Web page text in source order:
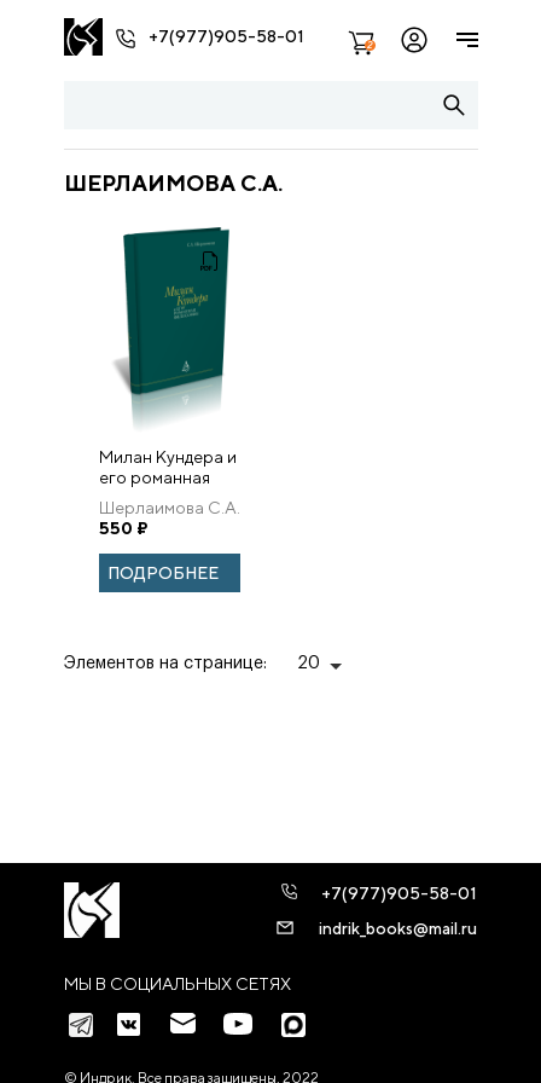
+7(977)905-58-01 2
ШЕРЛАИМОВА С.А.
Милан Кундера и
его романная
философия
Шерлаимова С.А.
550 ₽
ПОДРОБНЕЕ
Элементов на странице: 20
МЫ В СОЦИАЛЬНЫХ СЕТЯХ
+7(977)905-58-01
indrik_books@mail.ru
© Индрик. Все права защищены, 2022